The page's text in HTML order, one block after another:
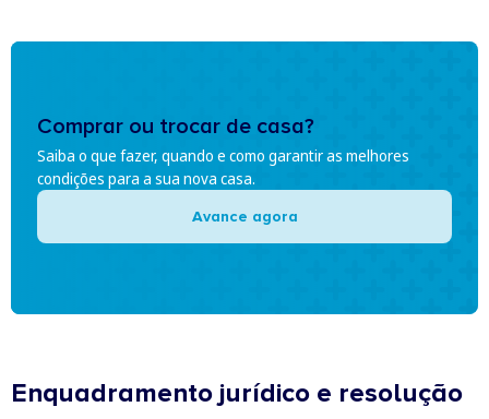
Comprar ou trocar de casa?
Saiba o que fazer, quando e como garantir as melhores
condições para a sua nova casa.
Avance agora
Enquadramento jurídico e resolução